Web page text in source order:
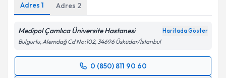
Adres 1 Adres 2
Medipol Çamlıca Üniversite Hastanesi Haritada Göster
Bulgurlu, Alemdağ Cd No:102, 34696 Üsküdar/İstanbul
0 (850) 811 90 60
Randevu Takvimi Talebi